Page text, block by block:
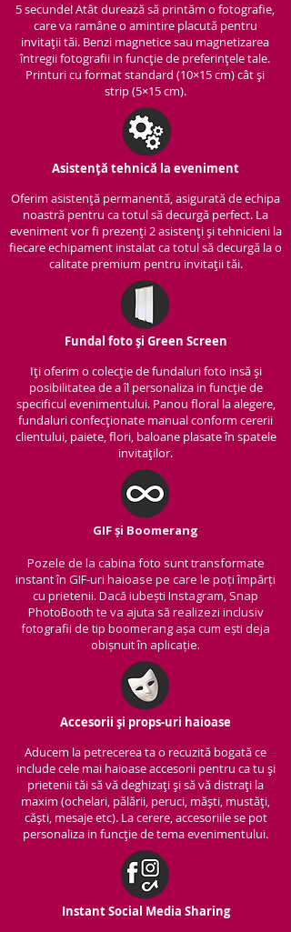
5 secunde! Atât durează să printăm o fotografie,
care va ramâne o amintire placută pentru
invitații tăi. Benzi magnetice sau magnetizarea
întregii fotografii in funcție de preferințele tale.
Printuri cu format standard (10×15 cm) cât și
strip (5×15 cm).
Asistență tehnică la eveniment
Oferim asistență permanentă, asigurată de echipa
noastră pentru ca totul să decurgă perfect. La
eveniment vor fi prezenți 2 asistenți și tehnicieni la
fiecare echipament instalat ca totul să decurgă la o
calitate premium pentru invitații tăi.
Fundal foto și Green Screen
Iți oferim o colecție de fundaluri foto insă și
posibilitatea de a îl personaliza in funcție de
specificul evenimentului. Panou floral la alegere,
fundaluri confecționate manual conform cererii
clientului, paiete, flori, baloane plasate în spatele
invitaților.
GIF și Boomerang
Pozele de la cabina foto sunt transformate
instant în GIF-uri haioase pe care le poți împărți
cu prietenii. Dacă iubești Instagram, Snap
PhotoBooth te va ajuta să realizezi inclusiv
fotografii de tip boomerang așa cum ești deja
obișnuit în aplicație.
Accesorii și props-uri haioase
Aducem la petrecerea ta o recuzită bogată ce
include cele mai haioase accesorii pentru ca tu și
prietenii tăi să vă deghizați și să vă distrați la
maxim (ochelari, pălării, peruci, măști, mustăți,
căști, mesaje etc). La cerere, accesoriile se pot
personaliza in funcție de tema evenimentului.
Instant Social Media Sharing